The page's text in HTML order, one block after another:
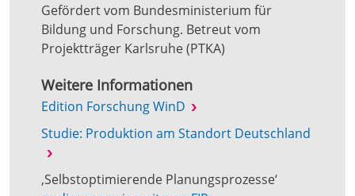
Gefördert vom Bundesministerium für
Bildung und Forschung. Betreut vom
Projektträger Karlsruhe (PTKA)
Weitere Informationen
Edition Forschung WinD
Studie: Produktion am Standort Deutschland
‚Selbstoptimierende Planungsprozesse‘